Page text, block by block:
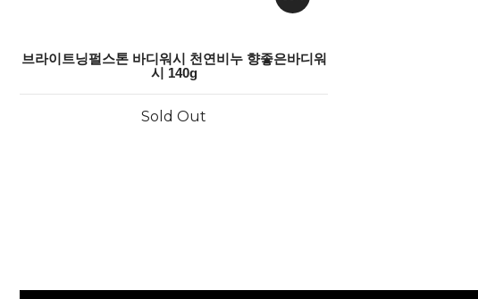
브라이트닝펄스톤 바디워시 천연비누 향좋은바디워
시 140g
Sold Out